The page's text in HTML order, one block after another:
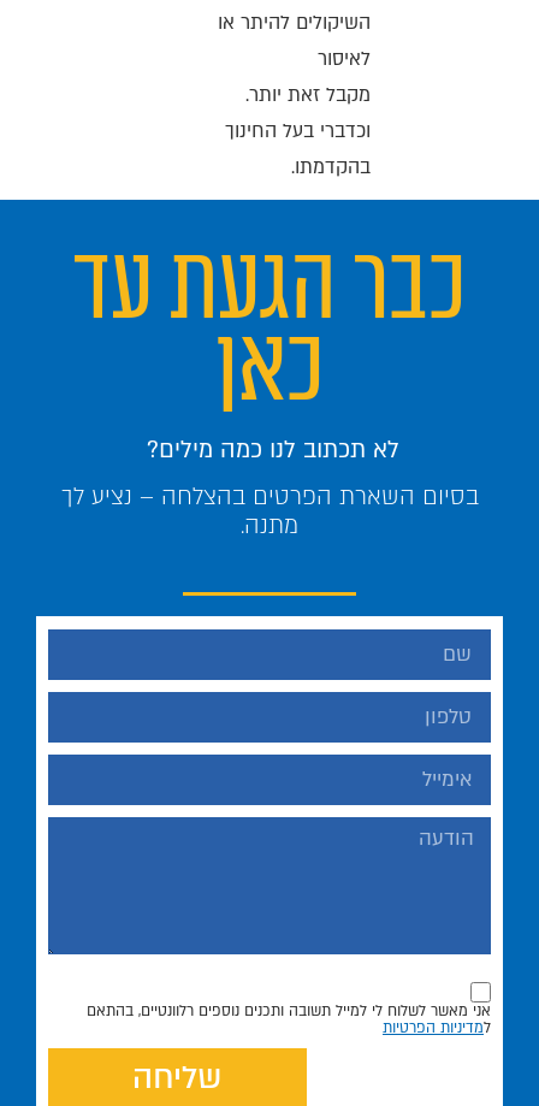
השיקולים להיתר או
לאיסור
מקבל זאת יותר.
וכדברי בעל החינוך
בהקדמתו.
כבר הגעת עד
כאן
לא תכתוב לנו כמה מילים?
בסיום השארת הפרטים בהצלחה – נציע לך
מתנה.
אני מאשר לשלוח לי למייל תשובה ותכנים נוספים רלוונטיים, בהתאם
למדיניות הפרטיות
שליחה